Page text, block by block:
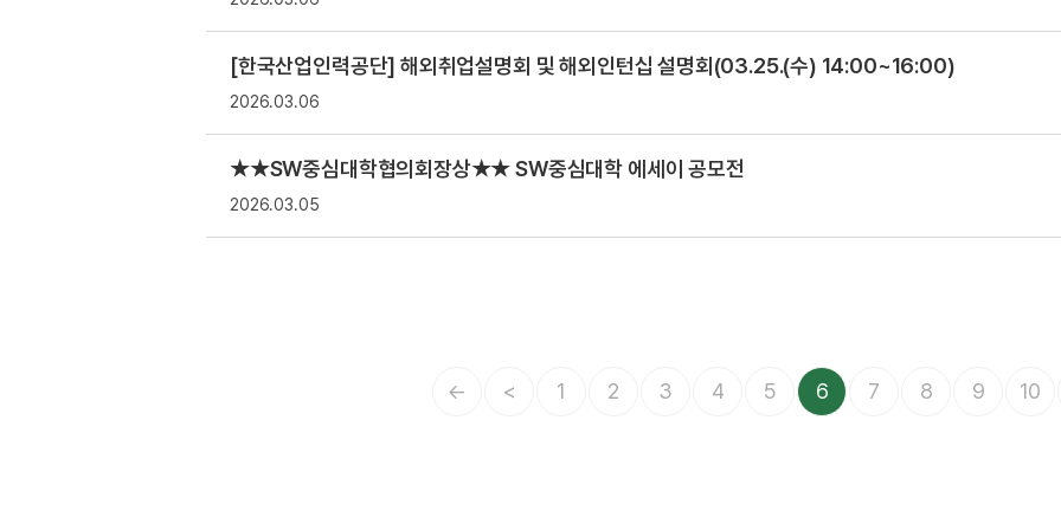
[한국산업인력공단] 해외취업설명회 및 해외인턴십 설명회(03.25.(수) 14:00~16:00)
2026.03.06
★★SW중심대학협의회장상★★ SW중심대학 에세이 공모전
2026.03.05
← < 1 2 3 4 5 6 7 8 9 10